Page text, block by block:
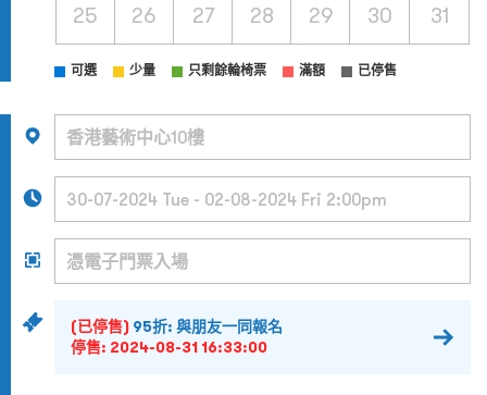
25 26 27 28 29 30 31
可選 少量 只剩餘輪椅票 滿額 已停售
(已停售) 95折: 與朋友一同報名
停售: 2024-08-31 16:33:00